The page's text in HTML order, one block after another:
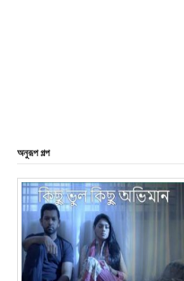
অনুরূপ গল্প